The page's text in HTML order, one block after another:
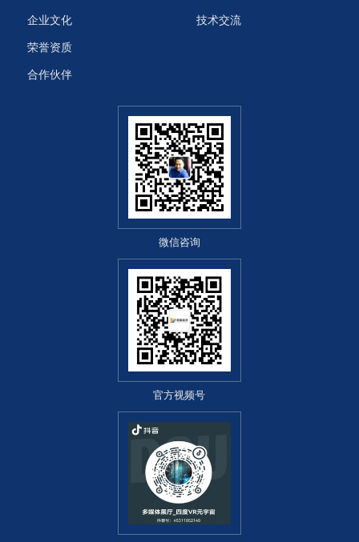
企业文化
荣誉资质
合作伙伴
技术交流
微信咨询
官方视频号